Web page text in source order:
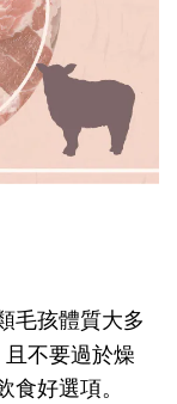
毛孩體質大多
不要過於燥
好選項。